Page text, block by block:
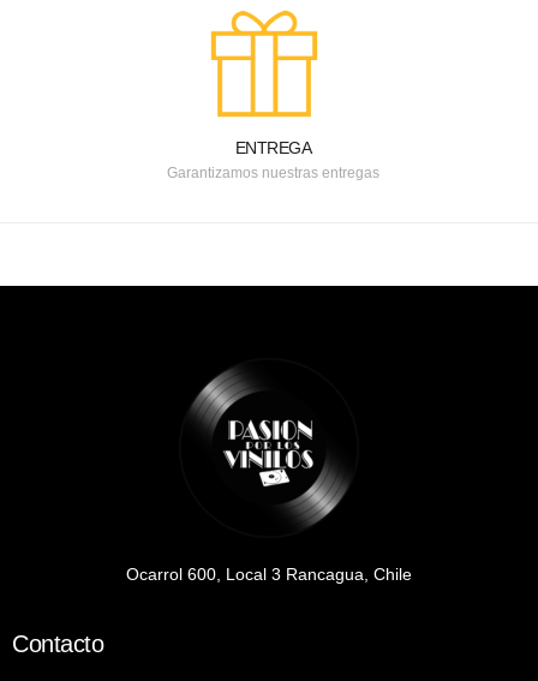
ENTREGA
Garantizamos nuestras entregas
Ocarrol 600, Local 3 Rancagua, Chile
Contacto